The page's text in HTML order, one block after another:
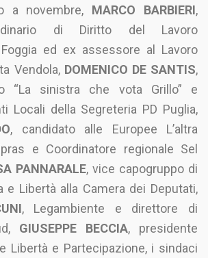
a novembre, MARCO BARBIERI,
di Diritto del Lavoro
Foggia ed ex assessore al Lavoro
Vendola, DOMENICO DE SANTIS,
“La sinistra che vota Grillo” e
Locali della Segreteria PD Puglia,
, candidato alle Europee L’altra
e Coordinatore regionale Sel
PANNARALE, vice capogruppo di
e Libertà alla Camera dei Deputati,
, Legambiente e direttore di
GIUSEPPE BECCIA, presidente
Libertà e Partecipazione, i sindaci